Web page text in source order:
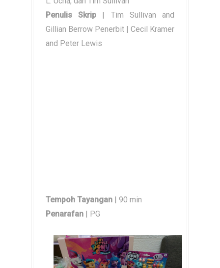
Penulis Skrip | Tim Sullivan and
Gillian Berrow Penerbit | Cecil Kramer
and Peter Lewis
Tempoh Tayangan | 90 min
Penarafan | PG